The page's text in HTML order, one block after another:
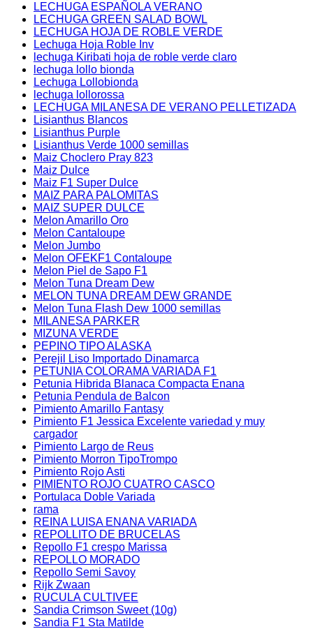
LECHUGA ESPAÑOLA VERANO
LECHUGA GREEN SALAD BOWL
LECHUGA HOJA DE ROBLE VERDE
Lechuga Hoja Roble Inv
lechuga Kiribati hoja de roble verde claro
lechuga lollo bionda
Lechuga Lollobionda
lechuga lollorossa
LECHUGA MILANESA DE VERANO PELLETIZADA
Lisianthus Blancos
Lisianthus Purple
Lisianthus Verde 1000 semillas
Maiz Choclero Pray 823
Maiz Dulce
Maiz F1 Super Dulce
MAIZ PARA PALOMITAS
MAIZ SUPER DULCE
Melon Amarillo Oro
Melon Cantaloupe
Melon Jumbo
Melon OFEKF1 Contaloupe
Melon Piel de Sapo F1
Melon Tuna Dream Dew
MELON TUNA DREAM DEW GRANDE
Melon Tuna Flash Dew 1000 semillas
MILANESA PARKER
MIZUNA VERDE
PEPINO TIPO ALASKA
Perejil Liso Importado Dinamarca
PETUNIA COLORAMA VARIADA F1
Petunia Hibrida Blanaca Compacta Enana
Petunia Pendula de Balcon
Pimiento Amarillo Fantasy
Pimiento F1 Jessica Excelente variedad y muy
cargador
Pimiento Largo de Reus
Pimiento Morron TipoTrompo
Pimiento Rojo Asti
PIMIENTO ROJO CUATRO CASCO
Portulaca Doble Variada
rama
REINA LUISA ENANA VARIADA
REPOLLITO DE BRUCELAS
Repollo F1 crespo Marissa
REPOLLO MORADO
Repollo Semi Savoy
Rijk Zwaan
RUCULA CULTIVEE
Sandia Crimson Sweet (10g)
Sandia F1 Sta Matilde